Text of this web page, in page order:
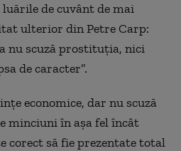
de cuvânt de mai
ulterior din Petre Carp:
nu scuză prostituția, nici
de caracter”.
economice, dar nu scuză
minciuni în așa fel încât
corect să fie prezentate total